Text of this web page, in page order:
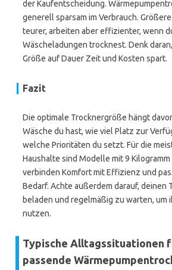
der Kaufentscheidung.
generell sparsam im Verbrauch.
teurer, arbeiten aber effizienter, wenn
Wäscheladungen trocknest. Denk
Größe auf Dauer Zeit und Kosten spart.
Fazit
Die optimale Trocknergröße hängt
Wäsche du hast, wie viel Platz zur
welche Prioritäten du setzt. Für die
Haushalte sind Modelle mit 9
verbinden Komfort mit Effizienz und
Bedarf. Achte außerdem darauf, deinen
beladen und regelmäßig zu warten, um
nutzen.
Typische Alltagssituationen
passende